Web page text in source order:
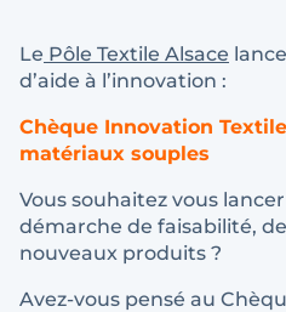
Le Pôle Textile Alsace
d’aide à l’innovation :
Chèque Innovation
matériaux souples
Vous souhaitez vous
démarche de faisabilité,
nouveaux produits ?
Avez-vous pensé au